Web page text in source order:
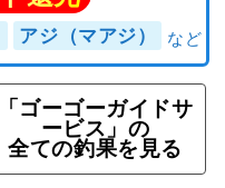
アジ（マアジ）
「ゴーゴーガイドサ
ービス」の
全ての釣果を見る